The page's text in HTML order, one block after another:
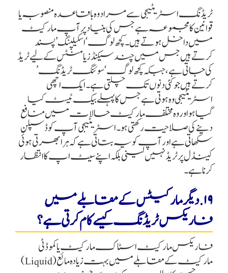
ٹریڈنگ اسٹریٹیجی سے مراد وہ باقاعدہ منصوبہ یا
قوانین کا مجموعہ ہے جس کی بنیاد پر آپ مارکیٹ
میں داخل ہوتے ہیں۔ کچھ لوگ ‘اسکیلپنگ’ پسند
کرتے ہیں جس میں چند سیکنڈز یا منٹس کے لیے ٹریڈ
کی جاتی ہے، جبکہ کچھ لوگ ‘سوئنگ ٹریڈنگ’
کرتے ہیں جو کئی دنوں تک چلتی ہے۔ ایک اچھی
اسٹریٹیجی وہ ہوتی ہے جس کا پہلے بیک ٹیسٹ کیا
گیا ہو اور وہ مختلف مارکیٹ حالات میں منافع
دینے کی صلاحیت رکھتی ہو۔ اسٹریٹیجی آپ کو ڈسپلن
سکھاتی ہے اور آپ کو یہ بتاتی ہے کہ ہر ابھرتی ہوئی
کینڈل پر ٹریڈ نہیں لینی بلکہ اپنے سیٹ اپ کا انتظار
کرنا ہے۔
۱۹. دیگر مارکیٹس کے مقابلے میں
فاریکس ٹریڈنگ کیسے کام کرتی ہے؟
فاریکس مارکیٹ اسٹاک مارکیٹ یا کموڈٹی
مارکیٹ کے مقابلے میں بہت زیادہ مائع (Liquid)